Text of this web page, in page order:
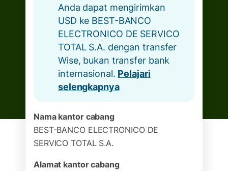
Anda dapat mengirimkan
USD ke BEST-BANCO
ELECTRONICO DE SERVICO
TOTAL S.A. dengan transfer
Wise, bukan transfer bank
internasional. Pelajari
selengkapnya
Nama kantor cabang
BEST-BANCO ELECTRONICO DE
SERVICO TOTAL S.A.
Alamat kantor cabang